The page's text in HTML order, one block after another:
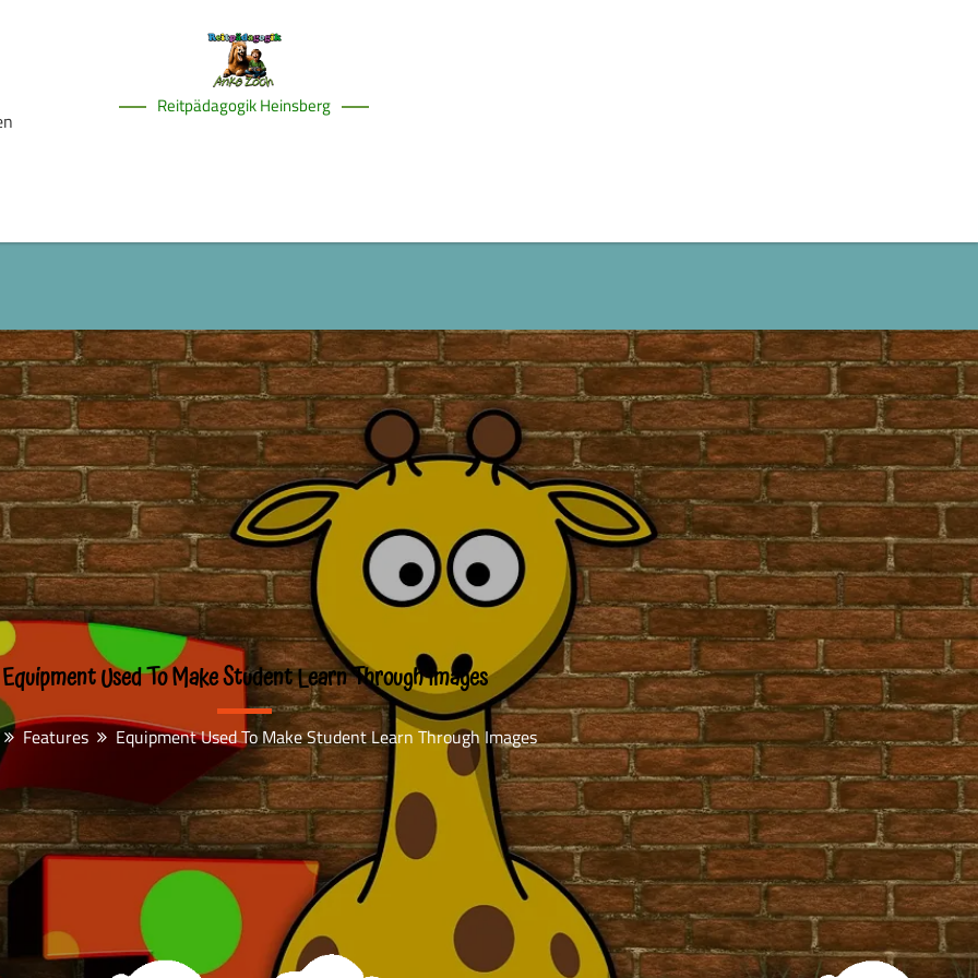
Reitpädagogik Heinsberg
Equipment Used To Make Student Learn Through Images
Features Equipment Used To Make Student Learn Through Images